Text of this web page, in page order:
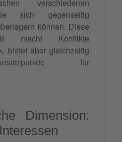
verschiedenen
sich gegenseitig
können. Diese
macht Konflikte
bietet aber gleichzeitig
für
Dimension: